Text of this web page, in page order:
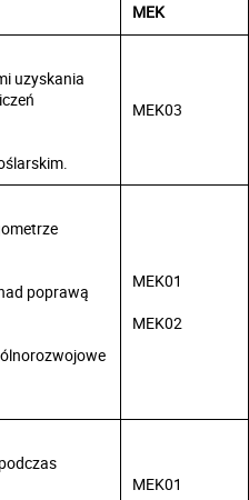
MEK
uzyskania
MEK03
poprawą
MEK01
MEK02
MEK01